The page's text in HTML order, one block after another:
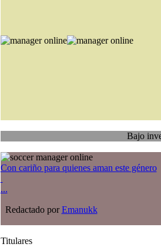
Bajo investigación
Con cariño para quienes aman este género
...
Redactado porEmanukk
Titulares